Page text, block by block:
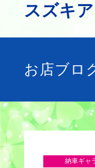
スズキ
お店ブロ
納車ギャ